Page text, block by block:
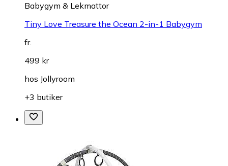
Babygym & Lekmattor
Tiny Love Treasure the Ocean 2-in-1 Babygym
fr.
499 kr
hos Jollyroom
+3 butiker